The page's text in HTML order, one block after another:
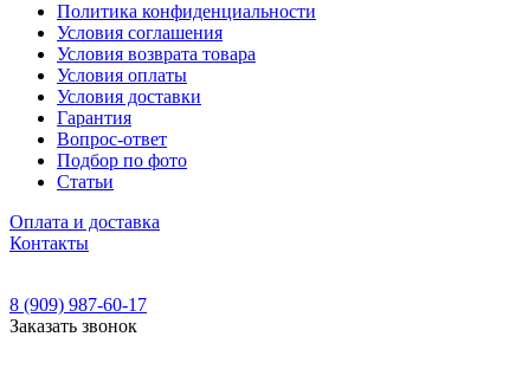
Политика конфиденциальности
Условия соглашения
Условия возврата товара
Условия оплаты
Условия доставки
Гарантия
Вопрос-ответ
Подбор по фото
Статьи
Оплата и доставка
Контакты
8 (909) 987-60-17
Заказать звонок